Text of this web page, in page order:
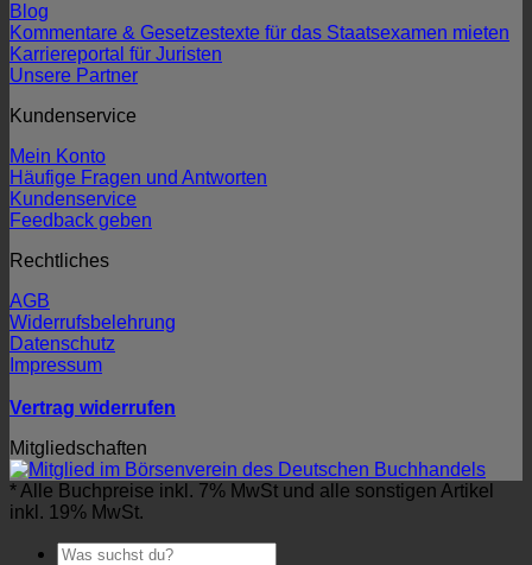
Blog
Kommentare & Gesetzestexte für das Staatsexamen mieten
Karriereportal für Juristen
Unsere Partner
Kundenservice
Mein Konto
Häufige Fragen und Antworten
Kundenservice
Feedback geben
Rechtliches
AGB
Widerrufsbelehrung
Datenschutz
Impressum
Vertrag widerrufen
Mitgliedschaften
* Alle Buchpreise inkl. 7% MwSt und alle sonstigen Artikel
inkl. 19% MwSt.
Suchen